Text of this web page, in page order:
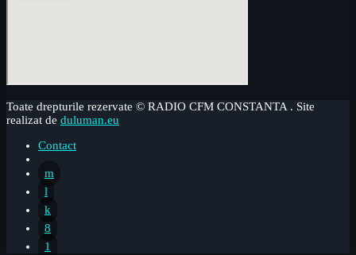
Toate drepturile rezervate © RADIO CFM CONSTANTA . Site
realizat de duluman.eu
Contact